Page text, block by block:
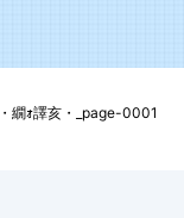
繝ｫ譯亥・_page-0001